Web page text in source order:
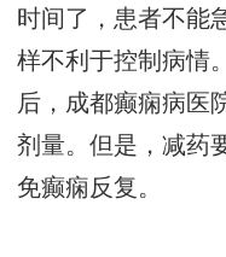
时间了，患者不能
样不利于控制病情
后， 成都癫痫病医
剂量。但是，减药
免癫痫反复。